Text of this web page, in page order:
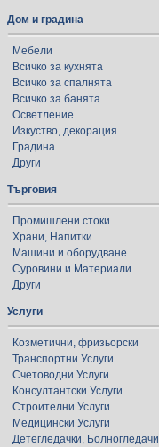
Дом и градина
Мебели
Всичко за кухнята
Всичко за спалнята
Всичко за банята
Осветление
Изкуство, декорация
Градина
Други
Търговия
Промишлени стоки
Храни, Напитки
Машини и оборудване
Суровини и Материали
Други
Услуги
Козметични, фризьорски
Транспортни Услуги
Счетоводни Услуги
Консултантски Услуги
Строителни Услуги
Медицински Услуги
Детегледачки, Болногледачи